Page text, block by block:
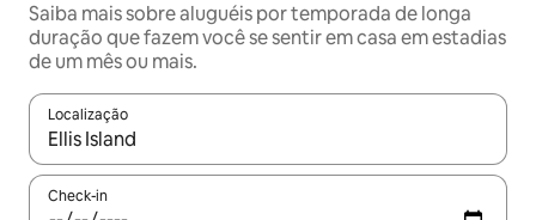
Saiba mais sobre aluguéis por temporada de longa
duração que fazem você se sentir em casa em estadias
de um mês ou mais.
Localização
Quando os resultados estiverem disponíveis, explore-os
Check-in